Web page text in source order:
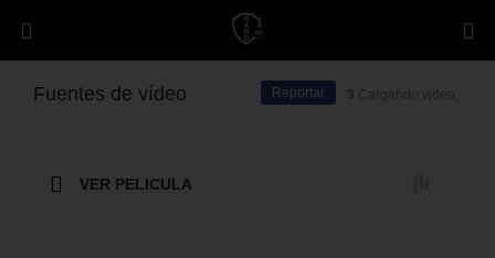
Fuentes de vídeo 3 Cargando video..
Reportar
VER PELICULA